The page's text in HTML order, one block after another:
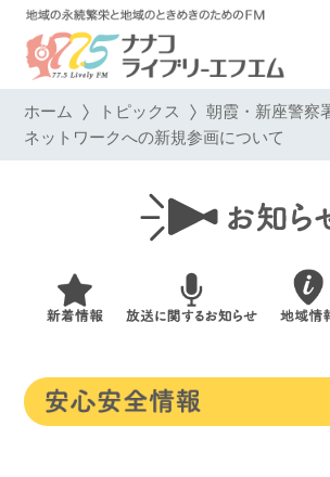
ホーム トピックス 朝霞・新座警察
ネットワークへの新規参画について